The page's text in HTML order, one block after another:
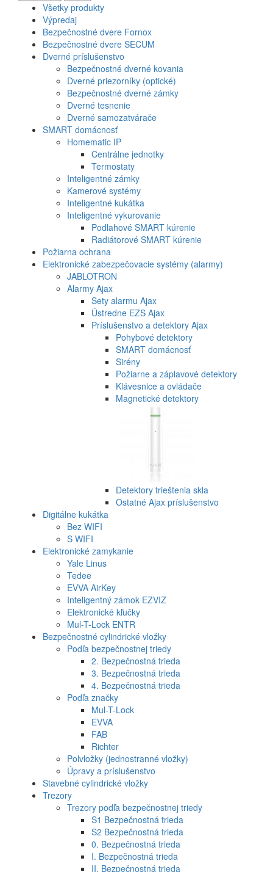
Všetky produkty
Výpredaj
Bezpečnostné dvere Fornox
Bezpečnostné dvere SECUM
Dverné príslušenstvo
Bezpečnostné dverné kovania
Dverné priezorníky (optické)
Bezpečnostné dverné zámky
Dverné tesnenie
Dverné samozatvárače
SMART domácnosť
Homematic IP
Centrálne jednotky
Termostaty
Inteligentné zámky
Kamerové systémy
Inteligentné kukátka
Inteligentné vykurovanie
Podlahové SMART kúrenie
Radiátorové SMART kúrenie
Požiarna ochrana
Elektronické zabezpečovacie systémy (alarmy)
JABLOTRON
Alarmy Ajax
Sety alarmu Ajax
Ústredne EZS Ajax
Príslušenstvo a detektory Ajax
Pohybové detektory
SMART domácnosť
Sirény
Požiarne a záplavové detektory
Klávesnice a ovládače
Magnetické detektory
Detektory trieštenia skla
Ostatné Ajax príslušenstvo
Digitálne kukátka
Bez WIFI
S WIFI
Elektronické zamykanie
Yale Linus
Tedee
EVVA AirKey
Inteligentný zámok EZVIZ
Elektronické kľučky
Mul-T-Lock ENTR
Bezpečnostné cylindrické vložky
Podľa bezpečnostnej triedy
2. Bezpečnostná trieda
3. Bezpečnostná trieda
4. Bezpečnostná trieda
Podľa značky
Mul-T-Lock
EVVA
FAB
Richter
Polvložky (jednostranné vložky)
Úpravy a príslušenstvo
Stavebné cylindrické vložky
Trezory
Trezory podľa bezpečnostnej triedy
S1 Bezpečnostná trieda
S2 Bezpečnostná trieda
0. Bezpečnostná trieda
I. Bezpečnostná trieda
II. Bezpečnostná trieda